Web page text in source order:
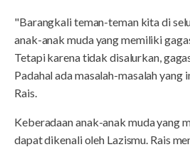
"Barangkali teman-teman kita di
anak-anak muda yang memiliki
Tetapi karena tidak disalurkan,
Padahal ada masalah-masalah yang
Rais.
Keberadaan anak-anak muda yang
dapat dikenali oleh Lazismu. Rais